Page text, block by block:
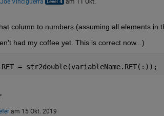
Joe Vinciguerra
am 11 Okt.
column to numbers (assuming all elements in
had my coffee yet. This is correct now...)
= str2double(variableName.RET(:));
am 15 Okt. 2019